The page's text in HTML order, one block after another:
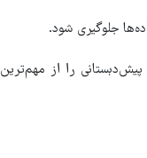
جلوگیری شود.
را از مهم‌ترین